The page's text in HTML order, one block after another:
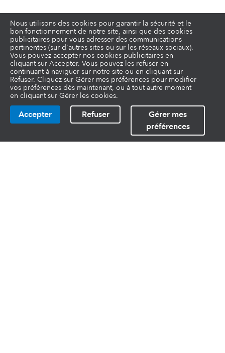
Nous utilisons des cookies pour garantir la sécurité et le
bon fonctionnement de notre site, ainsi que des cookies
publicitaires pour vous adresser des communications
pertinentes (sur d'autres sites ou sur les réseaux sociaux).
Vous pouvez accepter nos cookies publicitaires en
cliquant sur Accepter. Vous pouvez les refuser en
continuant à naviguer sur notre site ou en cliquant sur
Refuser. Cliquez sur Gérer mes préférences pour modifier
vos préférences dès maintenant, ou à tout autre moment
en cliquant sur Gérer les cookies.
Accepter Refuser
Gérer mes
préférences